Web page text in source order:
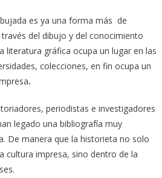
es ya una forma más de
del dibujo y del conocimiento
literatura gráfica ocupa un lugar en las
colecciones, en fin ocupa un
.
periodistas e investigadores
legado una bibliografía muy
De manera que la historieta no solo
cultura impresa, sino dentro de la